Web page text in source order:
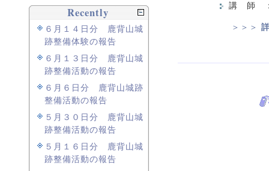
講 師
＞＞＞
Recently
６月１４日分 鹿背山城
跡整備体験の報告
６月１３日分 鹿背山城
跡整備活動の報告
６月６日分 鹿背山城跡
整備活動の報告
５月３０日分 鹿背山城
跡整備活動の報告
５月１６日分 鹿背山城
跡整備活動の報告